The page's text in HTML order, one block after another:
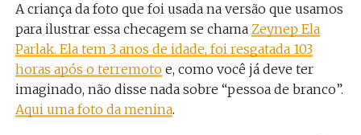
A criança da foto que foi usada na versão que usamos
para ilustrar essa checagem se chama Zeynep Ela
Parlak. Ela tem 3 anos de idade, foi resgatada 103
horas após o terremotoe, como você já deve ter
imaginado, não disse nada sobre “pessoa de branco”.
Aqui uma foto da menina.